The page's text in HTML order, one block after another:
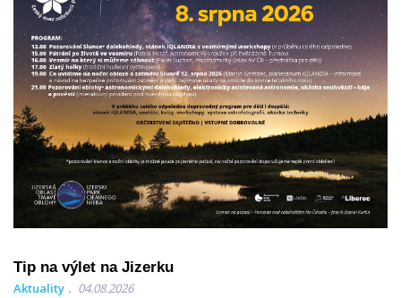
Tip na výlet na Jizerku
Aktuality 04.08.2026